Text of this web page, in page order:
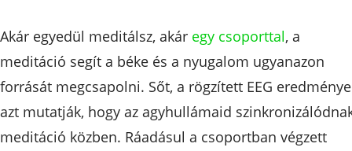
Akár egyedül meditálsz, akár egy csoporttal, a
meditáció segít a béke és a nyugalom ugyanazon
forrását megcsapolni. Sőt, a rögzített EEG
azt mutatják, hogy az agyhullámaid
meditáció közben. Ráadásul a csoportban végzett